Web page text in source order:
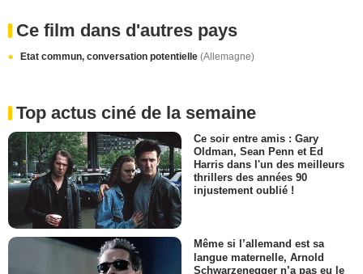
Ce film dans d'autres pays
Etat commun, conversation potentielle (Allemagne)
Top actus ciné de la semaine
Ce soir entre amis : Gary
Oldman, Sean Penn et Ed
Harris dans l'un des meilleurs
thrillers des années 90
injustement oublié !
Même si l’allemand est sa
langue maternelle, Arnold
Schwarzenegger n’a pas eu le